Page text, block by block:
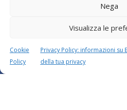
Nega
Visualizza le
Cookie
Policy
Privacy Policy: informazioni
della tua privacy
d’auguri, filastrocche